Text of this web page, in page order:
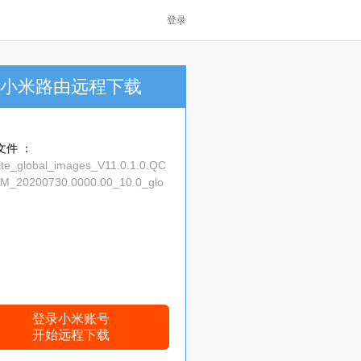
登录
小米路由远程下载
件 ：
登录小米账号
开始远程下载